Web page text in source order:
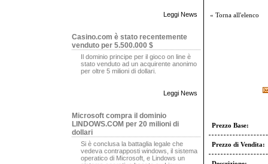
Leggi News
Casino.com è stato recentemente
venduto per 5.500.000 $
Il dominio principe per il gioco on line è
stato venduto ad un acquirente anonimo
per oltre 5 milioni di dollari.
Leggi News
Microsoft compra il dominio
LINDOWS.COM per 20 milioni di
dollari
Si è conclusa la battaglia legale che
vedeva contrapposti windows, il sistema
operatico di Microsoft, e Lindows un
« Torna all'elenco
Prezzo Base:
Prezzo di Vendita: